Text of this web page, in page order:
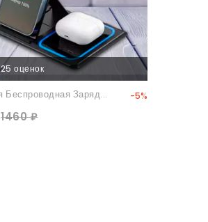
оценок
Беспроводная Заряд... -5%
1460 ₽